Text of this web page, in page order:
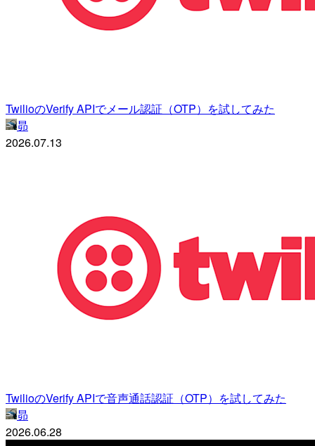
TwilioのVerify APIでメール認証（OTP）を試してみた
昴
2026.07.13
TwilioのVerify APIで音声通話認証（OTP）を試してみた
昴
2026.06.28